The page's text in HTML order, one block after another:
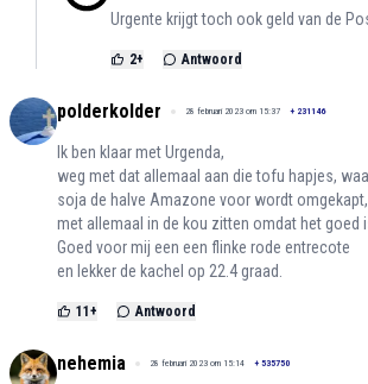
Urgente krijgt toch ook geld van de
2+ Antwoord
polderkolder 28 februari 2023 om 15:37 + 231146
Ik ben klaar met Urgenda,
weg met dat allemaal aan die tofu hapjes,
soja de halve Amazone voor wordt omgekapt,
met allemaal in de kou zitten omdat het goed
Goed voor mij een een flinke rode entrecote
en lekker de kachel op 22.4 graad.
11 + Antwoord
nehemia 28 februari 2023 om 15:14 + 535750